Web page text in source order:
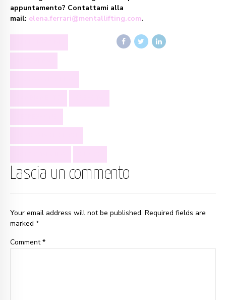
appuntamento? Contattami alla
mail: elena.ferrari@mentallifting.com.
Lascia un commento
Your email address will not be published. Required fields are
marked *
Comment*